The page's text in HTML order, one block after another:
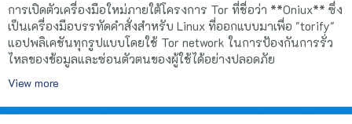
การเปิดตัวเครื่องมือใหม่ภายใต้โครงการ Tor ที่ชื่อว่า **Oniux** ซึ่ง
เป็นเครื่องมือบรรทัดคำสั่งสำหรับ Linux ที่ออกแบบมาเพื่อ "torify"
แอปพลิเคชันทุกรูปแบบโดยใช้ Tor network ในการป้องกันการรั่ว
ไหลของข้อมูลและซ่อนตัวตนของผู้ใช้ได้อย่างปลอดภัย
View more